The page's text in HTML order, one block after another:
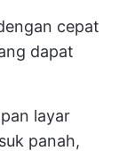
cepat
dapat
layar
panah,